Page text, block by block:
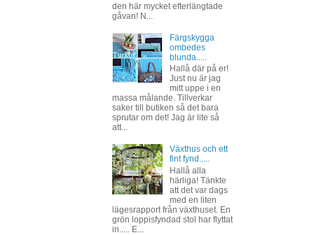
den här mycket efterlängtade
gåvan! N...
Färgskygga
ombedes
blunda.....
Hallå där på er!
Just nu är jag
mitt uppe i en
massa målande. Tillverkar
saker till butiken så det bara
sprutar om det! Jag är lite så
att...
Växthus och ett
fint fynd.....
Hallå alla
härliga! Tänkte
att det var dags
med en liten
lägesrapport från växthuset. En
grön loppisfyndad stol har flyttat
in..... E...